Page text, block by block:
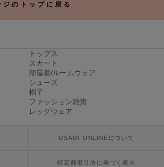
ジのトップに戻る
トップス
スカート
部屋着/ルームウェア
シューズ
帽子
ファッション雑貨
レッグウェア
USAGI ONLINEについて
特定商取引法に基づく表示